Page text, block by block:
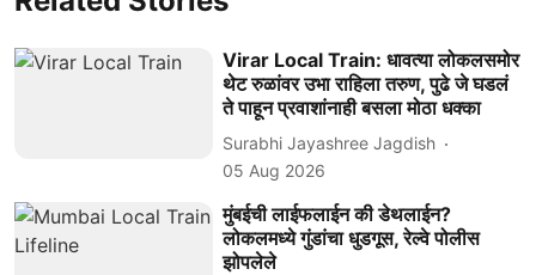
Virar Local Train: धावत्या लोकलसमोर
थेट रुळांवर उभा राहिला तरुण, पुढे जे घडलं
ते पाहून प्रवाशांनाही बसला मोठा धक्का
Surabhi Jayashree Jagdish
05 Aug 2026
मुंबईची लाईफलाईन की डेथलाईन?
लोकलमध्ये गुंडांचा धुडगूस, रेल्वे पोलीस
झोपलेले